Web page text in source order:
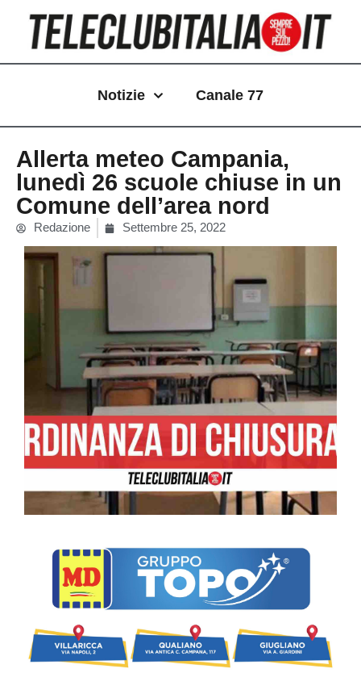
contenuto
Notizie Canale 77
Allerta meteo Campania,
lunedì 26 scuole chiuse in un
Comune dell’area nord
Redazione Settembre 25, 2022